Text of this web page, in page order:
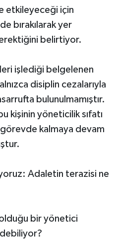
etkileyeceği için
bırakılarak yer
belirtiyor.
işlediği belgelenen
disiplin cezalarıyla
bulunulmamıştır.
kişinin yöneticilik sıfatı
görevde kalmaya devam
Adaletin terazisi ne
olduğu bir yönetici